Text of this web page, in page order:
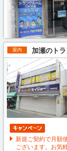
屋内 加瀬のト
新規ご契約で月額
ございます。お気